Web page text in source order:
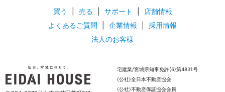
買う 売る サポート
店舗情報
よくあるご質問
企業情報
採用情報
法人のお客様
宅建業/宮城県知事免許(6)第4831号
(公社)全日本不動産協会
(公社)不動産保証協会会員